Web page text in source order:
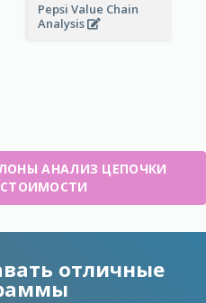
Pepsi Value Chain
Analysis
АНАЛИЗ ЦЕПОЧКИ
отличные